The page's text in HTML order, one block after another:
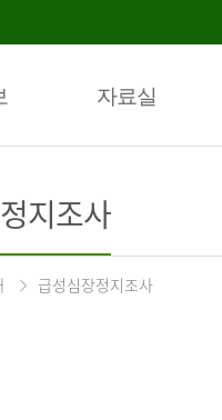
자료실
지조사
급성심장정지조사